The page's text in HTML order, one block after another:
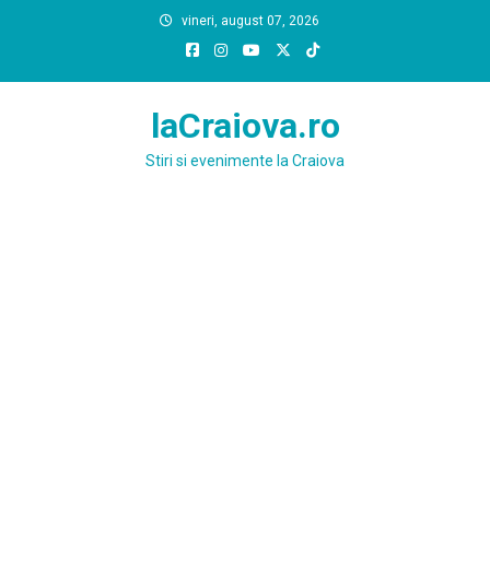
vineri, august 07, 2026
laCraiova.ro
Stiri si evenimente la Craiova